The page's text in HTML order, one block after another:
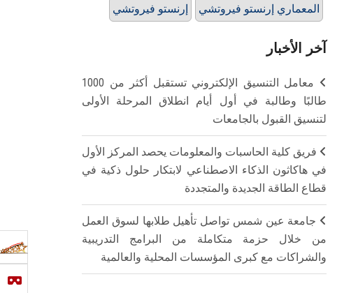
إرنستو فيروتشي المعماري إرنستو فيروتشي
آخر الأخبار
معامل التنسيق الإلكتروني تستقبل أكثر من 1000
طالبًا وطالبة في أول أيام انطلاق المرحلة الأولى
لتنسيق القبول بالجامعات
فريق كلية الحاسبات والمعلومات يحصد المركز الأول
في هاكاثون الذكاء الاصطناعي لابتكار حلول ذكية في
قطاع الطاقة الجديدة والمتجددة
جامعة عين شمس تواصل تأهيل طلابها لسوق العمل
من خلال حزمة متكاملة من البرامج التدريبية
والشراكات مع كبرى المؤسسات المحلية والعالمية